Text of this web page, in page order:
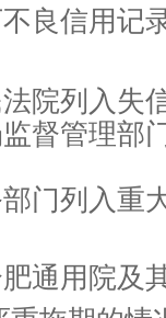
良信用记
院列入失
督管理部
门列入重
通用院及